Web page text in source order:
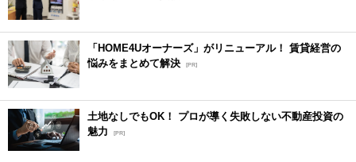
「HOME4Uオーナーズ」がリニューアル！ 賃貸経営の
悩みをまとめて解決 [PR]
土地なしでもOK！ プロが導く失敗しない不動産投資の
魅力
[PR]